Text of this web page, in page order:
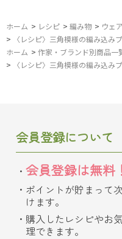
ホーム > レシピ > 編み物 > ウェア
>
〈レシピ〉三角模様の編み込み
ホーム > 作家・ブランド別商品一
>
〈レシピ〉三角模様の編み込み
会員登録について
会員登録は無料
ポイントが貯まって
けます。
購入したレシピやお
理できます。